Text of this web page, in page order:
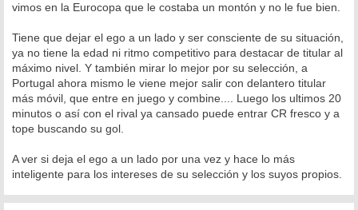
vimos en la Eurocopa que le costaba un montón y no le fue bien.
Tiene que dejar el ego a un lado y ser consciente de su situación,
ya no tiene la edad ni ritmo competitivo para destacar de titular al
máximo nivel. Y también mirar lo mejor por su selección, a
Portugal ahora mismo le viene mejor salir con delantero titular
más móvil, que entre en juego y combine.... Luego los ultimos 20
minutos o así con el rival ya cansado puede entrar CR fresco y a
tope buscando su gol.
A ver si deja el ego a un lado por una vez y hace lo más
inteligente para los intereses de su selección y los suyos propios.